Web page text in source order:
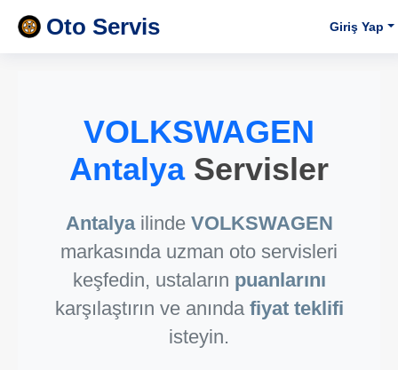
Oto Servis Giriş Yap
VOLKSWAGEN
AntalyaServisler
Antalyailinde VOLKSWAGEN
markasında uzman oto servisleri
keşfedin, ustaların puanlarını
karşılaştırın ve anında fiyat teklifi
isteyin.